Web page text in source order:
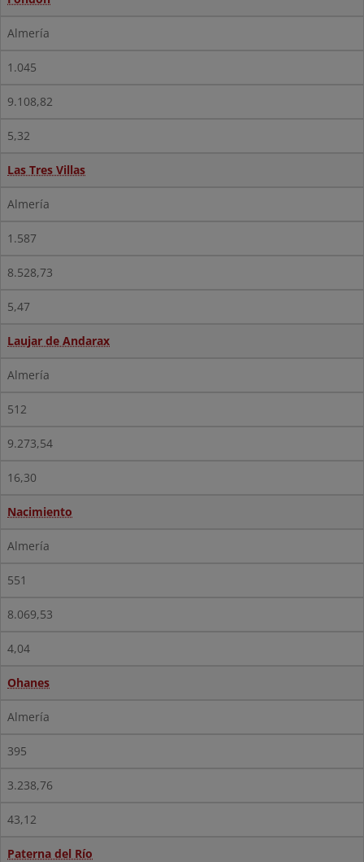
Almería
1.045
9.108,82
5,32
Las Tres Villas
Almería
1.587
8.528,73
5,47
Laujar de Andarax
Almería
512
9.273,54
16,30
Nacimiento
Almería
551
8.069,53
4,04
Ohanes
Almería
395
3.238,76
43,12
Paterna del Río